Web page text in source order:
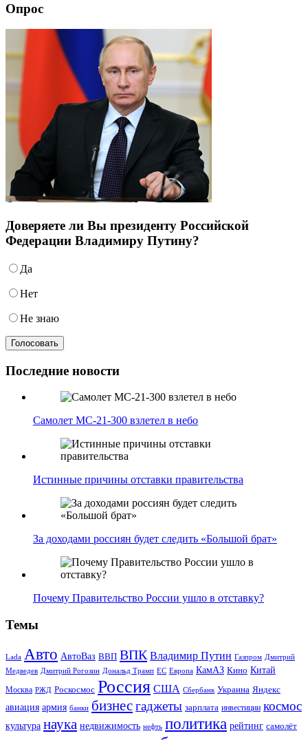
Опрос
Доверяете ли Вы президенту Российской
Федерации Владимиру Путину?
Да
Нет
Не знаю
Последние новости
Самолет МС-21-300 взлетел в небо
Истинные причины отставки правительства
За доходами россиян будет следить «Большой брат»
Почему Правительство России ушло в отставку?
Темы
Lada Авто АвтоВаз ВВП ВПК Владимир Путин Газпром Дмитрий
Медведев Дмитрий Рогозин Дональд Трамп ЕС Европа КамАЗ Кино Китай
Москва РЖД Роскосмос Россия США Сбербанк Украина Яндекс
авиация армия банки бизнесгаджеты зарплата инвестиции космос
культура наука недвижимость нефть политика рейтинг самолёт